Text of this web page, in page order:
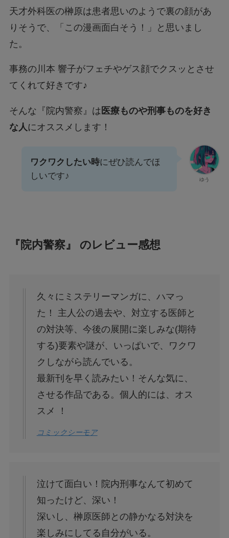
天才外科医の榊原は患者思いのようで裏の顔があ
りそうで、「この漫画面白そう！」と思いまし
た。
事務の川本 響子がフェチやゲス顔でクスッとさせ
てくれて好きです♪
そんな『院内警察』は 医療ものや刑事ものを好き
な人にオススメします！
ゆう
ワクワクしたい時にぜひ読んでほ
しいです♪
『院内警察』 のレビュー感想
久々にミステリーマンガに、ハマっ
た！ 主人公の過去や、対立する医師と
の対決等、今後の展開に楽しみな(期待
する)要素や謎が、いっぱいで、ワクワ
クしながら読んでいる。
最新刊を早く読みたい！そんな気に、
させる作品である。個人的には、オス
スメ ！
コミックシーモア
泣けて面白い！院内刑事なんて初めて
知ったけど、深い！
深いし、榊原医師との静かなる対決を
楽しみにしてる自分がいる。